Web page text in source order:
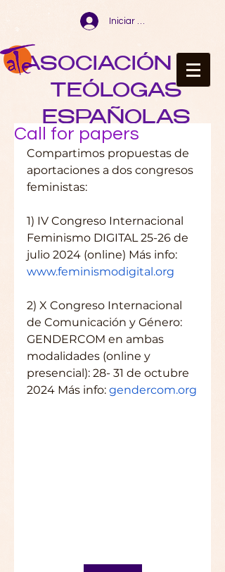
Iniciar sesión
ASOCIACIÓN DE
TEÓLOGAS
ESPAÑOLAS
Call for papers
Compartimos propuestas de
aportaciones a dos congresos
feministas:
1) IV Congreso Internacional
Feminismo DIGITAL 25-26 de
julio 2024 (online) Más info:
www.feminismodigital.org
2) X Congreso Internacional
de Comunicación y Género:
GENDERCOM en ambas
modalidades (online y
presencial): 28- 31 de octubre
2024 Más info: gendercom.org